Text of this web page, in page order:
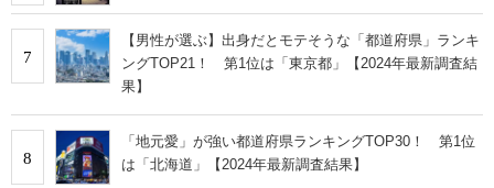
7
【男性が選ぶ】出身だとモテそうな「都道府県」ランキ
ングTOP21！ 第1位は「東京都」【2024年最新調査結
果】
8
「地元愛」が強い都道府県ランキングTOP30！ 第1位
は「北海道」【2024年最新調査結果】